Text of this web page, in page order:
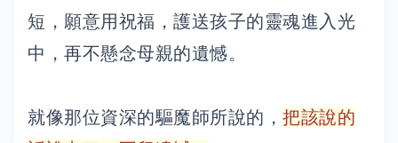
短，願意用祝福，護送孩子的靈魂進入光
中，再不懸念母親的遺憾。
就像那位資深的驅魔師所說的， 把該說的